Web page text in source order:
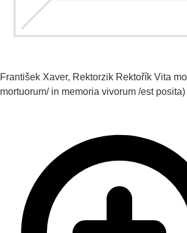
František Xaver, Rektorzik Rektořík Vita
mortuorum/ in memoria vivorum /est posita)